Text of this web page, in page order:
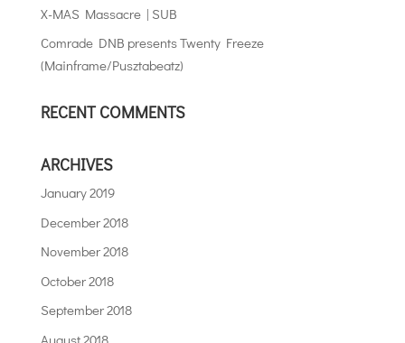
X-MAS Massacre | SUB
Comrade DNB presents Twenty Freeze
(Mainframe/Pusztabeatz)
RECENT COMMENTS
ARCHIVES
January 2019
December 2018
November 2018
October 2018
September 2018
August 2018